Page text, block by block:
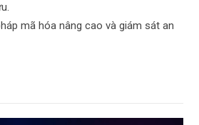
mã hóa nâng cao và giám sát an